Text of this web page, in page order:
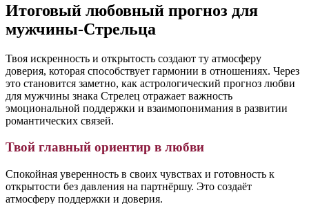
Итоговый любовный прогноз для
мужчины-Стрельца
Твоя искренность и открытость создают ту атмосферу
доверия, которая способствует гармонии в отношениях. Через
это становится заметно, как астрологический прогноз любви
для мужчины знака Стрелец отражает важность
эмоциональной поддержки и взаимопонимания в развитии
романтических связей.
Твой главный ориентир в любви
Спокойная уверенность в своих чувствах и готовность к
открытости без давления на партнёршу. Это создаёт
атмосферу поддержки и доверия.